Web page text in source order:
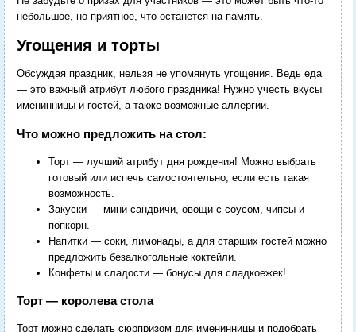
небольшое, но приятное, что останется на память.
Угощения и торты
Обсуждая праздник, нельзя не упомянуть угощения. Ведь еда
— это важный атрибут любого праздника! Нужно учесть вкусы
именинницы и гостей, а также возможные аллергии.
Что можно предложить на стол:
Торт — лучший атрибут дня рождения! Можно выбрать
готовый или испечь самостоятельно, если есть такая
возможность.
Закуски — мини-сандвичи, овощи с соусом, чипсы и
попкорн.
Напитки — соки, лимонады, а для старших гостей можно
предложить безалкогольные коктейли.
Конфеты и сладости — бонусы для сладкоежек!
Торт — королева стола
Торт можно сделать сюрпризом для именинницы и подобрать